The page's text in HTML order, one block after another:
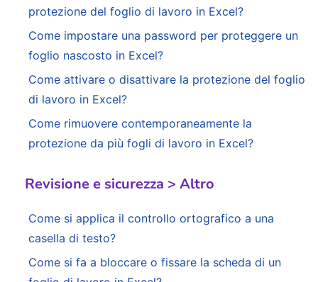
protezione del foglio di lavoro in Excel?
Come impostare una password per proteggere un
foglio nascosto in Excel?
Come attivare o disattivare la protezione del foglio
di lavoro in Excel?
Come rimuovere contemporaneamente la
protezione da più fogli di lavoro in Excel?
Revisione e sicurezza > Altro
Come si applica il controllo ortografico a una
casella di testo?
Come si fa a bloccare o fissare la scheda di un